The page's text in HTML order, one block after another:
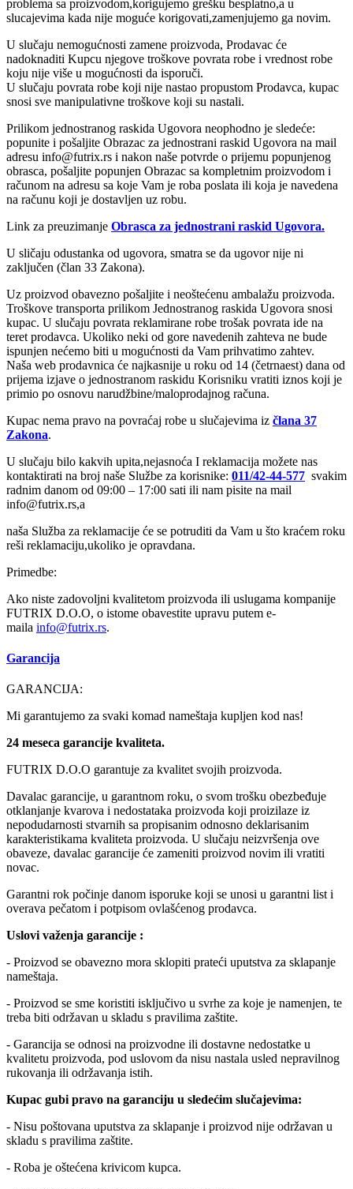
problema sa proizvodom,korigujemo grešku besplatno,a u
slucajevima kada nije moguće korigovati,zamenjujemo ga novim.
U slučaju nemogućnosti zamene proizvoda, Prodavac će
nadoknaditi Kupcu njegove troškove povrata robe i vrednost robe
koju nije više u mogućnosti da isporuči.
U slučaju povrata robe koji nije nastao propustom Prodavca, kupac
snosi sve manipulativne troškove koji su nastali.
Prilikom jednostranog raskida Ugovora neophodno je sledeće:
popunite i pošaljite Obrazac za jednostrani raskid Ugovora na mail
adresu info@futrix.rs i nakon naše potvrde o prijemu popunjenog
obrasca, pošaljite popunjen Obrazac sa kompletnim proizvodom i
računom na adresu sa koje Vam je roba poslata ili koja je navedena
na računu koji je dostavljen uz robu.
Link za preuzimanje Obrasca za jednostrani raskid Ugovora.
U sličaju odustanka od ugovora, smatra se da ugovor nije ni
zaključen (član 33 Zakona).
Uz proizvod obavezno pošaljite i neoštećenu ambalažu proizvoda.
Troškove transporta prilikom Jednostranog raskida Ugovora snosi
kupac. U slučaju povrata reklamirane robe trošak povrata ide na
teret prodavca. Ukoliko neki od gore navedenih zahteva ne bude
ispunjen nećemo biti u mogućnosti da Vam prihvatimo zahtev.
Naša web prodavnica će najkasnije u roku od 14 (četrnaest) dana od
prijema izjave o jednostranom raskidu Korisniku vratiti iznos koji je
primio po osnovu narudžbine/maloprodajnog računa.
Kupac nema pravo na povraćaj robe u slučajevima iz člana 37
Zakona.
U slučaju bilo kakvih upita,nejasnoća I reklamacija možete nas
kontaktirati na broj naše Službe za korisnike: 011/42-44-577 svakim
radnim danom od 09:00 – 17:00 sati ili nam pisite na mail
info@futrix.rs,a
naša Služba za reklamacije će se potruditi da Vam u što kraćem roku
reši reklamaciju,ukoliko je opravdana.
Primedbe:
Ako niste zadovoljni kvalitetom proizvoda ili uslugama kompanije
FUTRIX D.O.O, o istome obavestite upravu putem e-
maila info@futrix.rs.
Garancija
GARANCIJA:
Mi garantujemo za svaki komad nameštaja kupljen kod nas!
24 meseca garancije kvaliteta.
FUTRIX D.O.O garantuje za kvalitet svojih proizvoda.
Davalac garancije, u garantnom roku, o svom trošku obezbeđuje
otklanjanje kvarova i nedostataka proizvoda koji proizilaze iz
nepodudarnosti stvarnih sa propisanim odnosno deklarisanim
karakteristikama kvaliteta proizvoda. U slučaju neizvršenja ove
obaveze, davalac garancije će zameniti proizvod novim ili vratiti
novac.
Garantni rok počinje danom isporuke koji se unosi u garantni list i
overava pečatom i potpisom ovlašćenog prodavca.
Uslovi važenja garancije :
- Proizvod se obavezno mora sklopiti prateći uputstva za sklapanje
nameštaja.
- Proizvod se sme koristiti isključivo u svrhe za koje je namenjen, te
treba biti održavan u skladu s pravilima zaštite.
- Garancija se odnosi na proizvodne ili dostavne nedostatke u
kvalitetu proizvoda, pod uslovom da nisu nastala usled nepravilnog
rukovanja ili održavanja istih.
Kupac gubi pravo na garanciju u sledećim slučajevima:
- Nisu poštovana uputstva za sklapanje i proizvod nije održavan u
skladu s pravilima zaštite.
- Roba je oštećena krivicom kupca.